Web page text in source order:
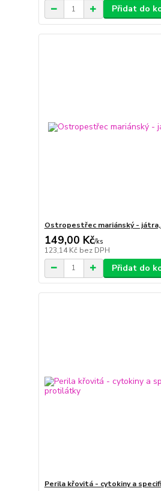
Přidat do
Ostropestřec mariánský -
149,00 Kč/ks
123,14 Kč bez DPH
Přidat do
Perila křovitá - cytokiny a